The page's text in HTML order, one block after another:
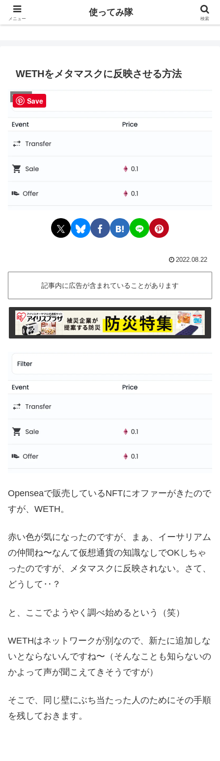
使ってみ隊
WETHをメタマスクに反映させる方法
Web3.0
2022.08.22
記事内に広告が含まれていることがあります
Openseaで販売しているNFTにオファーがきたので
すが、WETH。
赤い色が気になったのですが、まぁ、イーサリアム
の仲間ね〜なんて仮想通貨の知識なしでOKしちゃ
ったのですが、メタマスクに反映されない。さて、
どうして‥？
と、ここでようやく調べ始めるという（笑）
WETHはネットワークが別なので、新たに追加しな
いとならないんですね〜（そんなことも知らないの
かよって声が聞こえてきそうですが）
そこで、同じ壁にぶち当たった人のためにその手順
を残しておきます。
メニュー
使ってみ隊
検索
Save